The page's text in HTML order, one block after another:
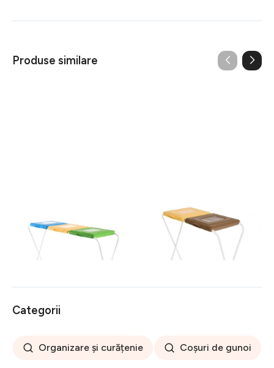
Produse similare
Suport pentru saci menajeri
pentru colectare selectiva
120 L, Jotta, 3
compartimente verde-
149 lei
Suport pentru saci menajeri
pentru colectare selectiva
120 L, Jotta, 2
compartimente galben-
Categorii
Organizare și curățenie Coșuri de gunoi